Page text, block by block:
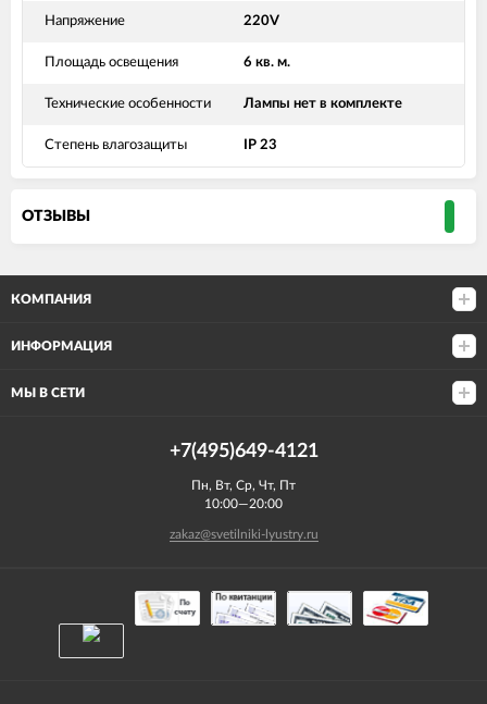
Напряжение 220V
Площадь освещения 6 кв. м.
Технические особенности Лампы нет в комплекте
Степень влагозащиты IP 23
ОТЗЫВЫ
КОМПАНИЯ
ИНФОРМАЦИЯ
МЫ В СЕТИ
+7(495)649-4121
Пн, Вт, Ср, Чт, Пт
10:00—20:00
zakaz@svetilniki-lyustry.ru